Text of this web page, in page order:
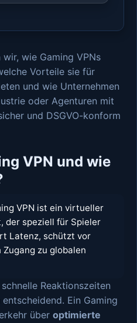
wie Gaming VPNs
Vorteile sie für
und wie Unternehmen
oder Agenturen mit
und DSGVO-konform
VPN und wie
VPN ist ein virtueller
der speziell für Spieler
Latenz, schützt vor
zu globalen
Reaktionszeiten
Ein Gaming
über optimierte